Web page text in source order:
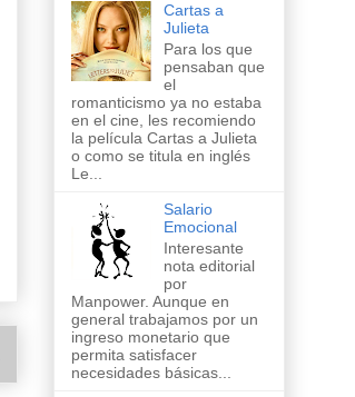
Cartas a
Julieta
Para los que
pensaban que
el
romanticismo ya no estaba
en el cine, les recomiendo
la película Cartas a Julieta
o como se titula en inglés
Le...
Salario
Emocional
Interesante
nota editorial
por
Manpower. Aunque en
general trabajamos por un
ingreso monetario que
permita satisfacer
necesidades básicas...